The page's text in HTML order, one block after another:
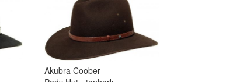
Akubra Coober